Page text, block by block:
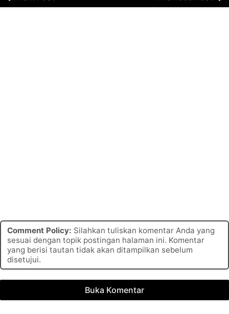
Comment Policy: Silahkan tuliskan komentar Anda yang
sesuai dengan topik postingan halaman ini. Komentar
yang berisi tautan tidak akan ditampilkan sebelum
disetujui.
Buka Komentar